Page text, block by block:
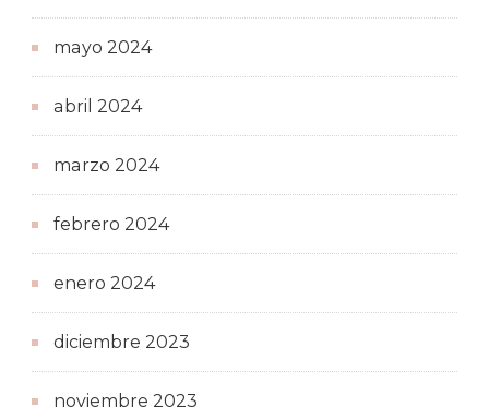
mayo 2024
abril 2024
marzo 2024
febrero 2024
enero 2024
diciembre 2023
noviembre 2023